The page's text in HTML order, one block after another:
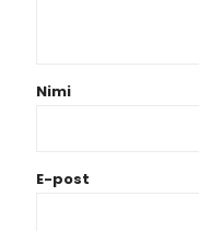
Nimi
E-post